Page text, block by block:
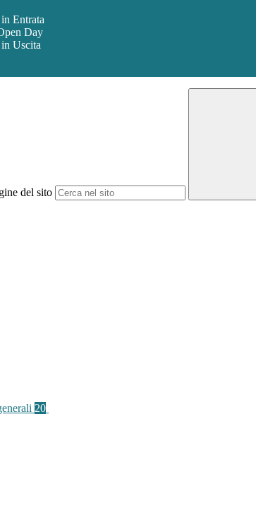
Entrata
Day
Uscita
del sito
20